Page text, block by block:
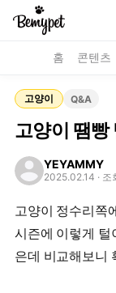
홈 콘텐츠
고양이 Q&A
고양이 땜빵
YEYAMMY
2025.02.14 ·
고양이 정수리쪽
시즌에 이렇게 털
은데 비교해보니